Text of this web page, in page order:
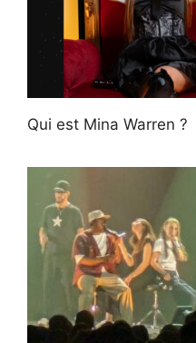
Qui est Mina Warren ?